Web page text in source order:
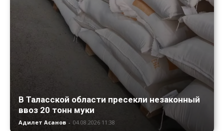
В Таласской области пресекли незаконный
ввоз 20 тонн муки
Адилет Асанов - 04.08.2026 11:38